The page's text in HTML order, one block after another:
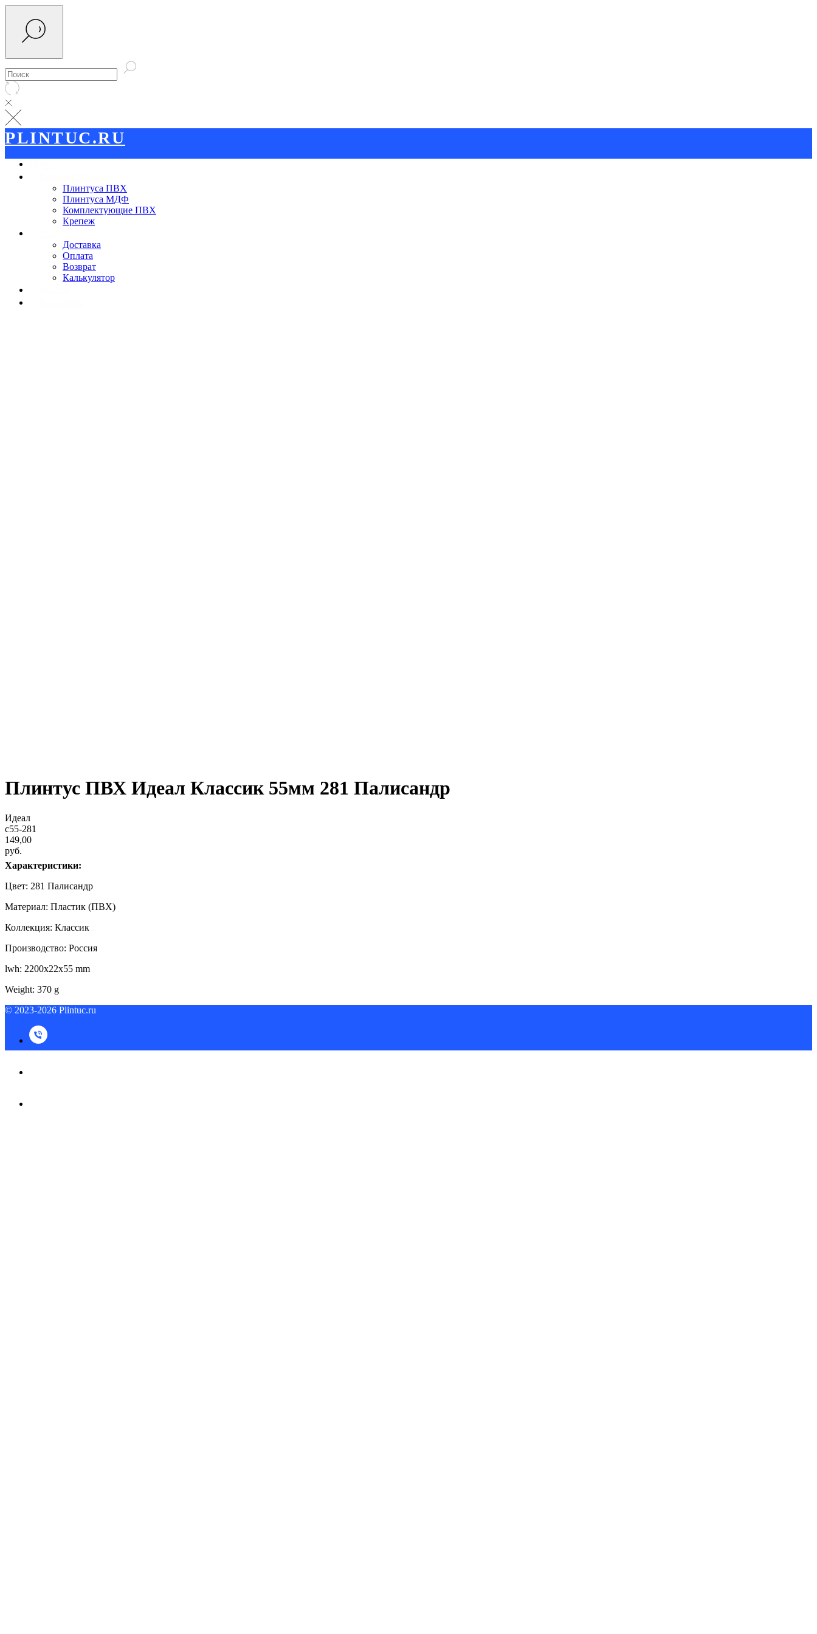
PLINTUC.RU
Плинтуса ПВХ
Плинтуса МДФ
Комплектующие ПВХ
Крепеж
Доставка
Оплата
Возврат
Калькулятор
Плинтус ПВХ Идеал Классик 55мм 281 Палисандр
Идеал
c55-281
149,00
руб.
Характеристики:
Цвет: 281 Палисандр
Материал: Пластик (ПВХ)
Коллекция: Классик
Производство: Россия
lwh: 2200x22x55 mm
Weight: 370 g
© 2023-2026 Plintuc.ru